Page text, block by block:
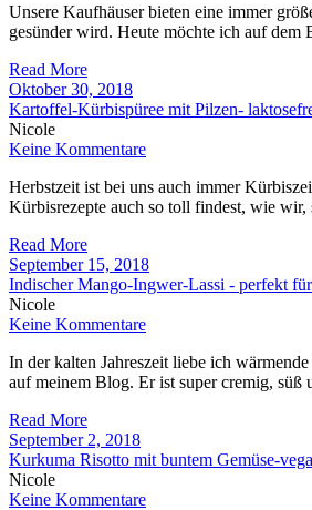
Unsere Kaufhäuser bieten eine immer
gesünder wird. Heute möchte ich auf
Read More
Oktober 30, 2018
Kartoffel-Kürbispüree mit Pilzen-
Nicole
Keine Kommentare
Herbstzeit ist bei uns auch immer
Kürbisrezepte auch so toll findest, wie wir,
Read More
September 15, 2018
Indischer Mango-Ingwer-Lassi - perfekt
Nicole
Keine Kommentare
In der kalten Jahreszeit liebe ich
auf meinem Blog. Er ist super cremig, süß
Read More
September 2, 2018
Kurkuma Risotto mit buntem Gemüse-
Nicole
Keine Kommentare